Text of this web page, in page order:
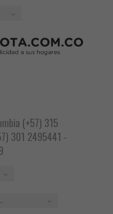
(+57) 315
301 2495441 -